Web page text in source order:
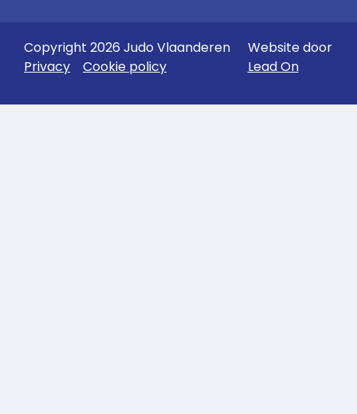
Copyright 2026 Judo Vlaanderen
Privacy
Cookie policy
Website door
Lead On